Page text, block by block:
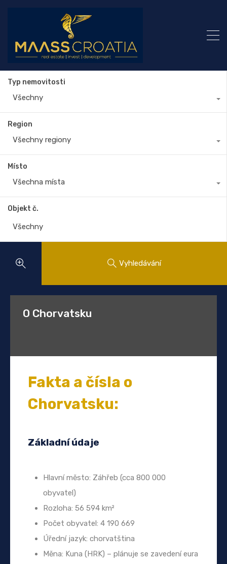
Typ nemovitosti
Všechny
Region
Všechny regiony
Místo
Všechna místa
Objekt č.
Vyhledávání
O Chorvatsku
Fakta a čísla o
Chorvatsku:
Základní údaje
Hlavní město: Záhřeb (cca 800 000
obyvatel)
Rozloha: 56 594 km²
Počet obyvatel: 4 190 669
Úřední jazyk: chorvatština
Měna: Kuna (HRK) – plánuje se zavedení eura